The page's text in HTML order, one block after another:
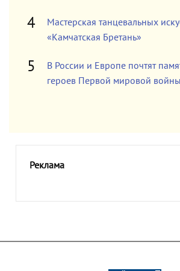
Мастерская танцевальных
«Камчатская Бретань»
В России и Европе почтят
героев Первой мировой войны
Реклама